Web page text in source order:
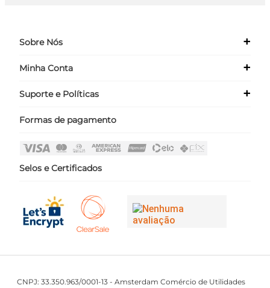
Sobre Nós +
Quem Somos
Minha Conta +
Meus Dados
Suporte e Políticas +
Políticas
Fale Conosco
Formas de pagamento
Selos e Certificados
CNPJ: 33.350.963/0001-13 - Amsterdam Comércio de Utilidades